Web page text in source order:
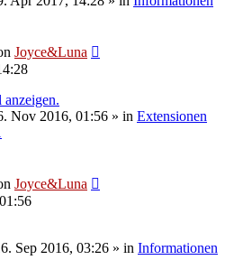
Joyce&Luna
Nov 2016, 01:56 » in Extensionen
Joyce&Luna
Sep 2016, 03:26 » in Informationen